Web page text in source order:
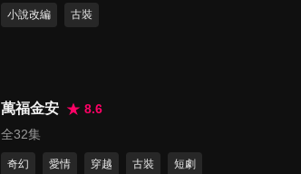
分鐘
小說改編 古裝
萬福金安
8.6
全32集
奇幻 愛情 穿越 古裝 短劇